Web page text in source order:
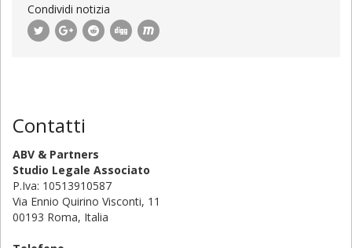
Condividi notizia
Contatti
ABV & Partners
Studio Legale Associato
P.Iva: 10513910587
Via Ennio Quirino Visconti, 11
00193 Roma, Italia